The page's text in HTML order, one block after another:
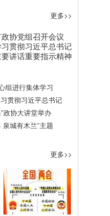
更多>>
协党组召开会议
贯彻习近平总书记
讲话重要指示精神
组进行集体学习
贯彻习近平总书记
政协大讲堂举办
城有木兰”主题
更多>>